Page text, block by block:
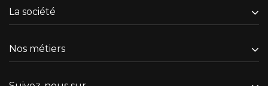
La société
Nos métiers